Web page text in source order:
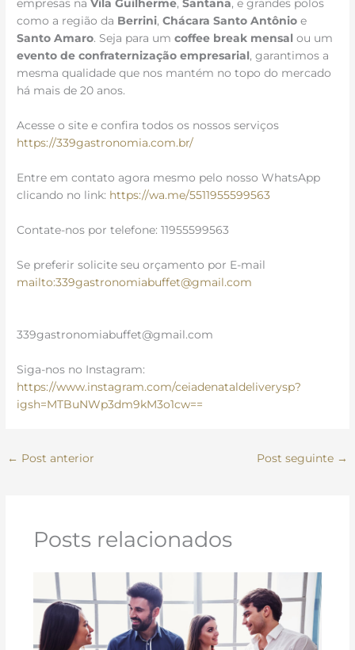
empresas naVila Guilherme,Santana, e grandes polos
como a região da Berrini,Chácara Santo Antônio e
Santo Amaro. Seja para umcoffee break mensal ou um
evento de confraternização empresarial, garantimos a
mesma qualidade que nos mantém no topo do mercado
há mais de 20 anos.
Acesse o site e confira todos os nossos serviços
https://339gastronomia.com.br/
Entre em contato agora mesmo pelo nosso WhatsApp
clicando no link: https://wa.me/5511955599563
Contate-nos por telefone: 11955599563
Se preferir solicite seu orçamento por E-mail
mailto:339gastronomiabuffet@gmail.com
339gastronomiabuffet@gmail.com
Siga-nos no Instagram:
https://www.instagram.com/ceiadenataldeliverysp?
igsh=MTBuNWp3dm9kM3o1cw==
← Post anterior Post seguinte →
Posts relacionados